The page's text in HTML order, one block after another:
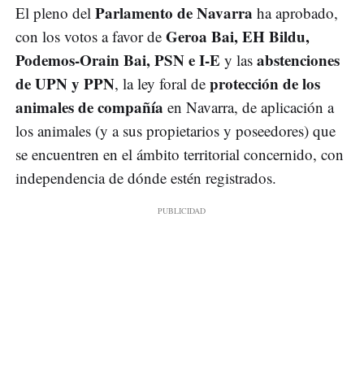
El pleno del Parlamento de Navarra ha aprobado,
con los votos a favor de Geroa Bai, EH Bildu,
Podemos-Orain Bai, PSN e I-E y las abstenciones
de UPN y PPN, la ley foral de protección de los
animales de compañía en Navarra, de aplicación a
los animales (y a sus propietarios y poseedores) que
se encuentren en el ámbito territorial concernido, con
independencia de dónde estén registrados.